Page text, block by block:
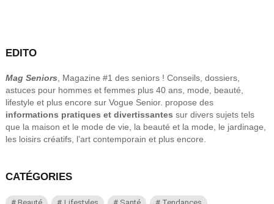
EDITO
Mag Seniors , Magazine #1 des seniors ! Conseils, dossiers,
astuces pour hommes et femmes plus 40 ans, mode, beauté,
lifestyle et plus encore sur Vogue Senior. propose des
informations pratiques et divertissantes sur divers sujets tels
que la maison et le mode de vie, la beauté et la mode, le jardinage,
les loisirs créatifs, l’art contemporain et plus encore.
CATÉGORIES